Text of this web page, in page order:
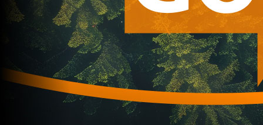
A Selekcija
Sjajan transfer bh. napadača: Prevljak pojačava
regionalnog velikana!
1 sedmica 6 dan